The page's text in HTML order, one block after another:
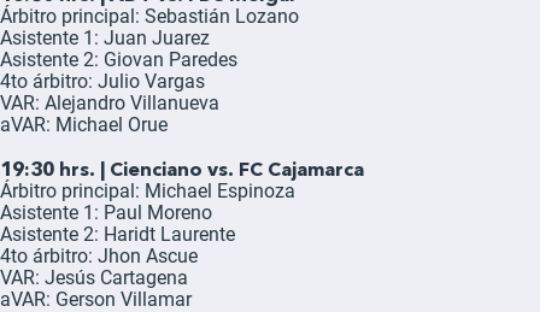
Árbitro principal: Sebastián Lozano
Asistente 1: Juan Juarez
Asistente 2: Giovan Paredes
4to árbitro: Julio Vargas
VAR: Alejandro Villanueva
aVAR: Michael Orue
19:30 hrs. | Cienciano vs. FC Cajamarca
Árbitro principal: Michael Espinoza
Asistente 1: Paul Moreno
Asistente 2: Haridt Laurente
4to árbitro: Jhon Ascue
VAR: Jesús Cartagena
aVAR: Gerson Villamar